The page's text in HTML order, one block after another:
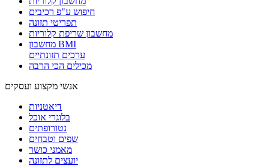
חיפוש ע"פ רכיבים
תפריטי תזונה
מחשבון שריפת קלוריות
מחשבון BMI
ערכים תזונתיים
מכילים הכי הרבה
אנשי מקצוע ועסקים
דיאטניות
בלוגרי אוכל
נטורופתים
שפים וטבחים
מאמני כושר
יועצים לתזונה